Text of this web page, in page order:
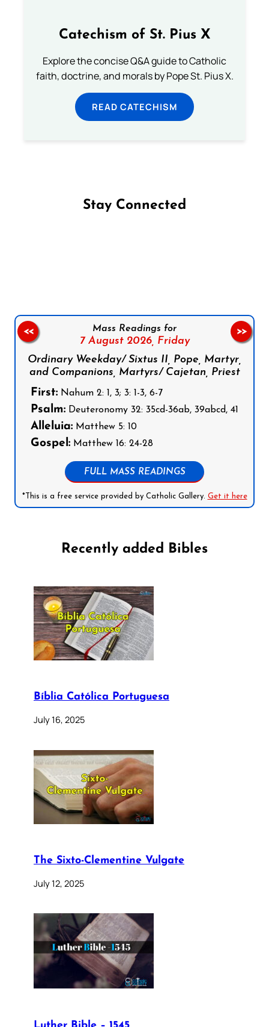
Catechism of St. Pius X
Explore the concise Q&A guide to Catholic
faith, doctrine, and morals by Pope St. Pius X.
READ CATECHISM
Stay Connected
Mass Readings for
7 August 2026, Friday
Ordinary Weekday/ Sixtus II, Pope, Martyr,
and Companions, Martyrs/ Cajetan, Priest
First: Nahum 2: 1, 3; 3: 1-3, 6-7
Psalm: Deuteronomy 32: 35cd-36ab, 39abcd, 41
Alleluia: Matthew 5: 10
Gospel: Matthew 16: 24-28
FULL MASS READINGS
*This is a free service provided by Catholic Gallery. Get it here
<< >>
Recently added Bibles
Bíblia Católica Portuguesa
July 16, 2025
The Sixto-Clementine Vulgate
July 12, 2025